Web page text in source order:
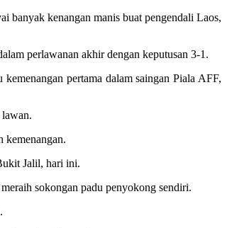
banyak kenangan manis buat pengendali Laos,
perlawanan akhir dengan keputusan 3-1.
pertama dalam saingan Piala AFF,
kemenangan.
Jalil, hari ini.
sokongan padu penyokong sendiri.